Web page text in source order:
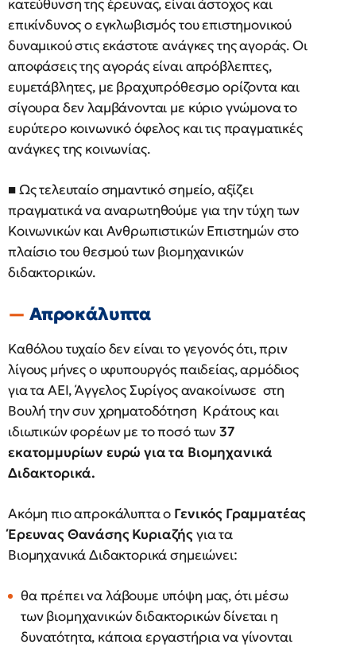
κατεύθυνση της έρευνας, είναι άστοχος και
επικίνδυνος ο εγκλωβισμός του επιστημονικού
δυναμικού στις εκάστοτε ανάγκες της αγοράς. Οι
αποφάσεις της αγοράς είναι απρόβλεπτες,
ευμετάβλητες, με βραχυπρόθεσμο ορίζοντα και
σίγουρα δεν λαμβάνονται με κύριο γνώμονα το
ευρύτερο κοινωνικό όφελος και τις πραγματικές
ανάγκες της κοινωνίας.
■ Ως τελευταίο σημαντικό σημείο, αξίζει
πραγματικά να αναρωτηθούμε για την τύχη των
Κοινωνικών και Ανθρωπιστικών Επιστημών στο
πλαίσιο του θεσμού των βιομηχανικών
διδακτορικών.
Απροκάλυπτα
Καθόλου τυχαίο δεν είναι το γεγονός ότι, πριν
λίγους μήνες ο υφυπουργός παιδείας, αρμόδιος
για τα ΑΕΙ, Άγγελος Συρίγος ανακοίνωσε στη
Βουλή την συν χρηματοδότηση Κράτους και
ιδιωτικών φορέων με το ποσό των37
εκατομμυρίων ευρώ για τα Βιομηχανικά
Διδακτορικά.
Ακόμη πιο απροκάλυπτα ο Γενικός Γραμματέας
Έρευνας Θανάσης Κυριαζήςγια τα
Βιομηχανικά Διδακτορικά σημειώνει:
θα πρέπει να λάβουμε υπόψη μας, ότι μέσω
των βιομηχανικών διδακτορικών δίνεται η
δυνατότητα, κάποια εργαστήρια να γίνονται